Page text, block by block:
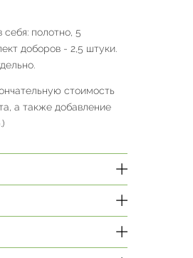
полотно, 5
доборов - 2,5 штуки.
стоимость
а также добавление